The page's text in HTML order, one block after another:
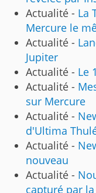
Actualité - La
Mercure le
Actualité -
Jupiter
Actualité - Le
Actualité -
sur Mercure
Actualité -
d'Ultima
Actualité -
nouveau
Actualité -
capturé par